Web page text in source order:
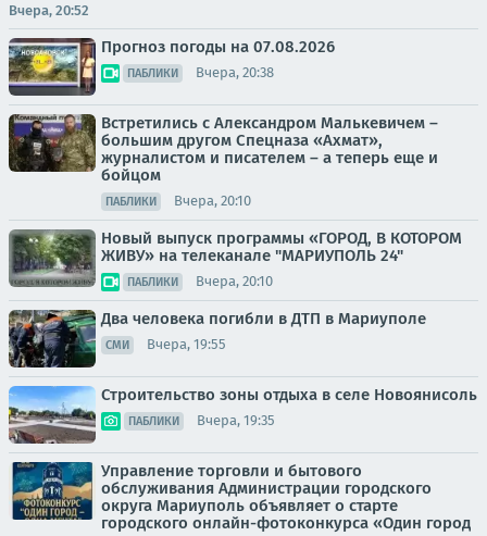
Вчера, 20:52
Прогноз погоды на 07.08.2026
ПАБЛИКИ Вчера, 20:38
Встретились с Александром Малькевичем –
большим другом Спецназа «Ахмат»,
журналистом и писателем – а теперь еще и
бойцом
ПАБЛИКИ Вчера, 20:10
Новый выпуск программы «ГОРОД, В КОТОРОМ
ЖИВУ» на телеканале "МАРИУПОЛЬ 24"
ПАБЛИКИ Вчера, 20:10
Два человека погибли в ДТП в Мариуполе
СМИ Вчера, 19:55
Строительство зоны отдыха в селе Новоянисоль
ПАБЛИКИ Вчера, 19:35
Управление торговли и бытового
обслуживания Администрации городского
округа Мариуполь объявляет о старте
городского онлайн-фотоконкурса «Один город